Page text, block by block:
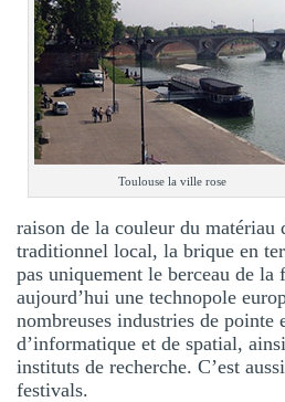
Toulouse la ville rose
raison de la couleur du matériau
traditionnel local, la brique en
pas uniquement le berceau de la
aujourd’hui une technopole
nombreuses industries de pointe
d’informatique et de spatial,
instituts de recherche. C’est
festivals.